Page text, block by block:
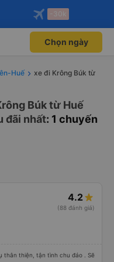
độc
Mở app
bay qua
Mở app
-30k
Chọn ngày
Huế
xe đi Krông Búk từ
Búk từ Huế
đãi nhất: 1 chuyến
4.2
(88 đánh giá)
thân thiện, tận tình chu đáo . Sẽ